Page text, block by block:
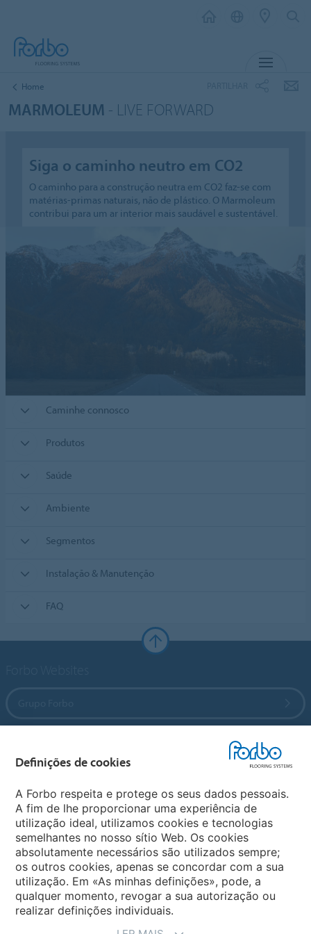
Home
MARMOLEUM - LIVE FORWARD
Siga o caminho neutro em CO2
O caminho para a construção neutra em CO2 faz-se com
matérias-primas naturais, não de plástico. O Marmoleum
contribui para um ar interior mais saudável e sustentável.
Caminhe connosco
Produtos
Saúde
Ambiente
Segmentos
Instalação & Manutenção
FAQ
Sites Forbo
Selecione o país
Definições de cookies
A Forbo respeita e protege os seus dados pessoais.
A fim de lhe proporcionar uma experiência de
utilização ideal, utilizamos cookies e tecnologias
semelhantes no nosso sítio Web. Os cookies
absolutamente necessários são utilizados sempre;
os outros cookies, apenas se concordar com a sua
utilização. Em «As minhas definições», pode, a
qualquer momento, revogar a sua autorização ou
realizar definições individuais.